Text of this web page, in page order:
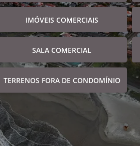
IMÓVEIS COMERCIAIS
SALA COMERCIAL
TERRENOS FORA DE CONDOMÍNIO